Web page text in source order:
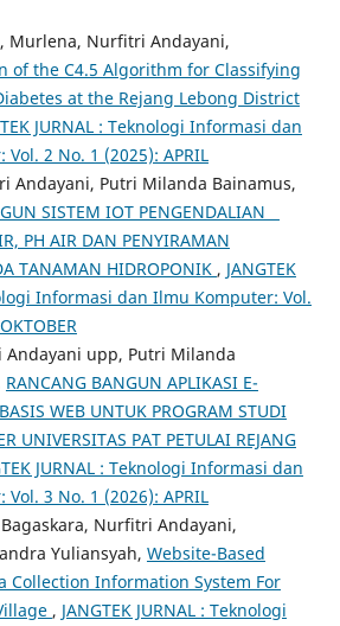
Murlena, Nurfitri Andayani,
of the C4.5 Algorithm for Classifying
at the Rejang Lebong District
JURNAL : Teknologi Informasi dan
2 No. 1 (2025): APRIL
Andayani, Putri Milanda Bainamus,
SISTEM IOT PENGENDALIAN
PH AIR DAN PENYIRAMAN
TANAMAN HIDROPONIK , JANGTEK
Informasi dan Ilmu Komputer: Vol.
upp, Putri Milanda
RANCANG BANGUN APLIKASI E-
WEB UNTUK PROGRAM STUDI
UNIVERSITAS PAT PETULAI REJANG
JURNAL : Teknologi Informasi dan
3 No. 1 (2026): APRIL
Nurfitri Andayani,
Yuliansyah, Website-Based
Collection Information System For
, JANGTEK JURNAL : Teknologi